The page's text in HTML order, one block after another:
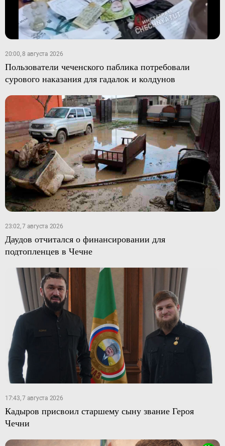
20:00, 8 августа 2026
Пользователи чеченского паблика потребовали
сурового наказания для гадалок и колдунов
23:02, 7 августа 2026
Даудов отчитался о финансировании для
подтопленцев в Чечне
17:43, 7 августа 2026
Кадыров присвоил старшему сыну звание Героя
Чечни